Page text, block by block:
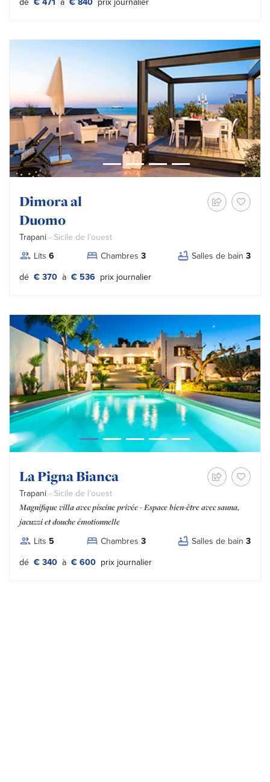
dé € 471 à € 840 prix journalier
Dimora al
Duomo
Trapani - Sicile de l’ouest
Lits 6 Chambres 3 Salles de bain 3
dé € 370 à € 536 Tipo prezzo:
prix journalier
La Pigna Bianca
Trapani - Sicile de l’ouest
Magnifique villa avec piscine privée - Espace bien-être avec sauna,
jacuzzi et douche émotionnelle
Lits 5 Chambres 3 Salles de bain 3
dé € 340 à € 600 Tipo prezzo:
prix journalier